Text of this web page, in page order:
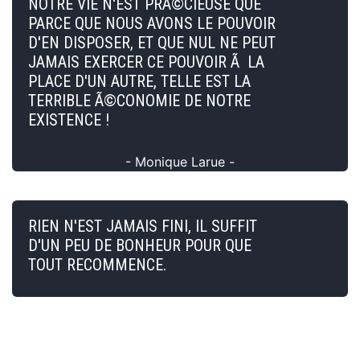
PARCE QUE NOUS AVONS LE POUVOIR
D'EN DISPOSER, ET QUE NUL NE PEUT
JAMAIS EXERCER CE POUVOIR Ã LA
PLACE D'UN AUTRE, TELLE EST LA
TERRIBLE Ã©CONOMIE DE NOTRE
EXISTENCE !
- Monique Larue -
RIEN N'EST JAMAIS FINI, IL SUFFIT
D'UN PEU DE BONHEUR POUR QUE
TOUT RECOMMENCE.